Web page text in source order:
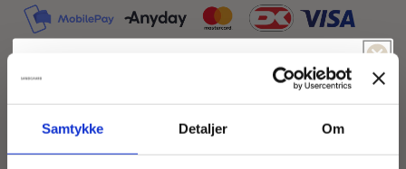
Samtykke Detaljer Om
Size guide
Føler du dig heldig idag?